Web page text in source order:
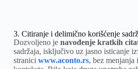
3. Citiranje i delimično korišćenje
Dozvoljeno je navođenje kratkih
sadržaja, isključivo uz jasno isticanje
stranici www.aconto.rs, bez menjanja